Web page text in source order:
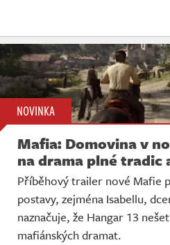
NOVINKA
Mafia: Domovina v
na drama plné tradic
Příběhový trailer nové Mafie
postavy, zejména Isabellu,
naznačuje, že Hangar 13
mafiánských dramat.